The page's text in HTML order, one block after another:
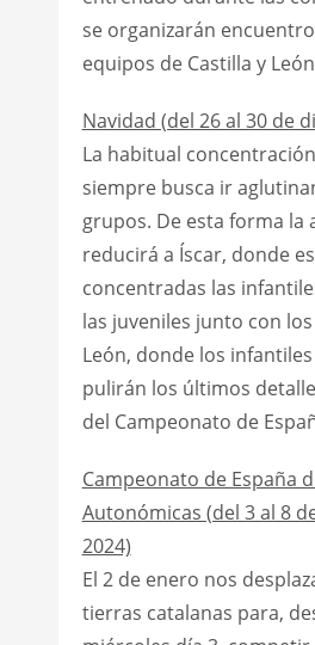
se organizarán
equipos de Castilla y
Navidad (del 26 al 30 de
La habitual
siempre busca ir
grupos. De esta forma la
reducirá a Íscar, donde
concentradas las
las juveniles junto con
León, donde los
pulirán los últimos
del Campeonato de
Campeonato de España
Autonómicas (del 3 al 8
2024)
El 2 de enero nos
tierras catalanas para,